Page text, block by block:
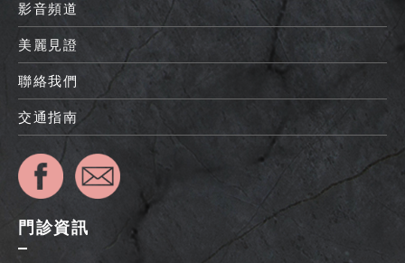
影音頻道
美麗見證
聯絡我們
交通指南
門診資訊